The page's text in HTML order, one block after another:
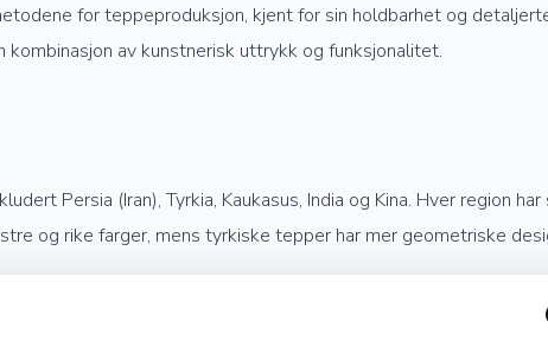
for teppeproduksjon, kjent for sin holdbarhet og
av kunstnerisk uttrykk og funksjonalitet.
Persia (Iran), Tyrkia, Kaukasus, India og Kina. Hver region
og rike farger, mens tyrkiske tepper har mer geometriske